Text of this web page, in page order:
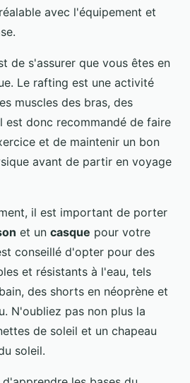
avec l'équipement et
de s'assurer que vous êtes en
Le rafting est une activité
muscles des bras, des
est donc recommandé de faire
et de maintenir un bon
avant de partir en voyage
il est important de porter
et un casque pour votre
conseillé d'opter pour des
et résistants à l'eau, tels
des shorts en néoprène et
N'oubliez pas non plus la
de soleil et un chapeau
soleil.